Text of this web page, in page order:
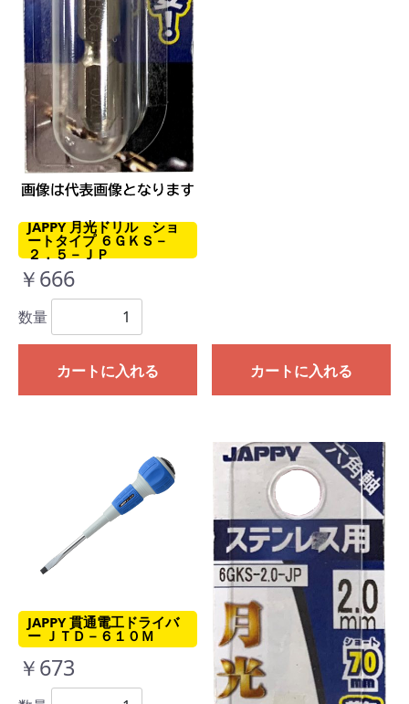
JAPPY 月光ドリル ショ
ートタイプ ６ＧＫＳ－
２．５－ＪＰ
￥666
数量
カートに入れる カートに入れる
JAPPY 貫通電工ドライバ
ー ＪＴＤ－６１０Ｍ
￥673